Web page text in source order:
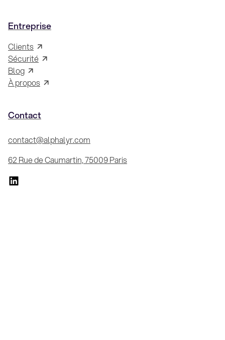
Entreprise
Clients
Sécurité
Blog
À propos
Contact
contact@alphalyr.com
62 Rue de Caumartin, 75009 Paris